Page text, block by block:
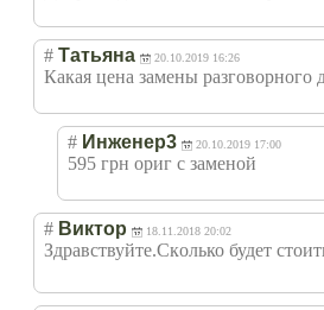
# Татьяна 20.10.2019 16:26
Какая цена замены разговорного
# Инженер3 20.10.2019 17:00
595 грн ориг с заменой
# Виктор 18.11.2018 20:02
Здравствуйте.Сколько будет